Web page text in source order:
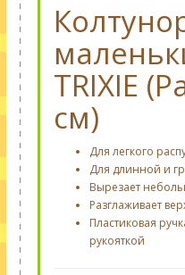
TRIXIE
см)
Для легкого
Для длинной и
Вырезает
Разглаживает
Пластиковая
рукояткой